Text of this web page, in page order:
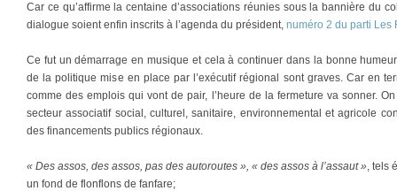
Car ce qu’affirme la centaine d’associations réunies sous la bannière du
dialogue soient enfin inscrits à l’agenda du président, numéro 2 du parti Les
Ce fut un démarrage en musique et cela à continuer dans la bonne
de la politique mise en place par l’exécutif régional sont graves. Car en
comme des emplois qui vont de pair, l’heure de la fermeture va sonner.
secteur associatif social, culturel, sanitaire, environnemental et agricole
des financements publics régionaux.
« Des assos, des assos, pas des autoroutes », « des assos à l’assaut », tels
un fond de flonflons de fanfare;